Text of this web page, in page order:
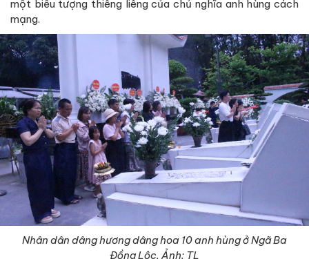
một biểu tượng thiêng liêng của chủ nghĩa anh hùng cách
mạng.
Nhân dân dâng hương dâng hoa 10 anh hùng ở Ngã Ba
Đồng Lộc. Ảnh: TL